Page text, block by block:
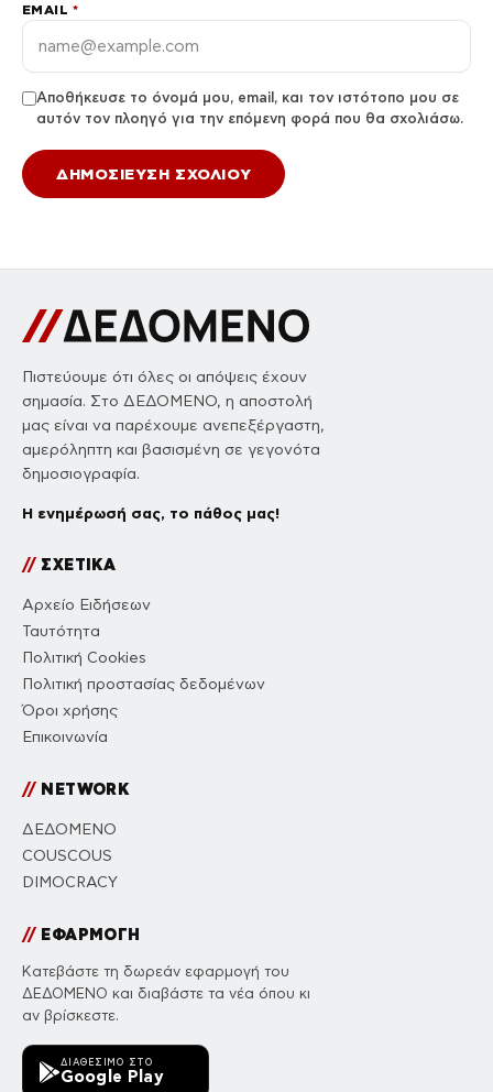
EMAIL *
Αποθήκευσε το όνομά μου, email, και τον ιστότοπο μου σε
αυτόν τον πλοηγό για την επόμενη φορά που θα σχολιάσω.
Πιστεύουμε ότι όλες οι απόψεις έχουν
σημασία. Στο ΔΕΔΟΜΕΝΟ, η αποστολή
μας είναι να παρέχουμε ανεπεξέργαστη,
αμερόληπτη και βασισμένη σε γεγονότα
δημοσιογραφία.
Η ενημέρωσή σας, το πάθος μας!
//ΣΧΕΤΙΚΑ
Αρχείο Ειδήσεων
Ταυτότητα
Πολιτική Cookies
Πολιτική προστασίας δεδομένων
Όροι χρήσης
Επικοινωνία
//NETWORK
ΔΕΔΟΜΕΝΟ
COUSCOUS
DIMOCRACY
//ΕΦΑΡΜΟΓΗ
Κατεβάστε τη δωρεάν εφαρμογή του
ΔΕΔΟΜΕΝΟ και διαβάστε τα νέα όπου κι
αν βρίσκεστε.
ΔΙΑΘΈΣΙΜΟ ΣΤΟ
Google Play